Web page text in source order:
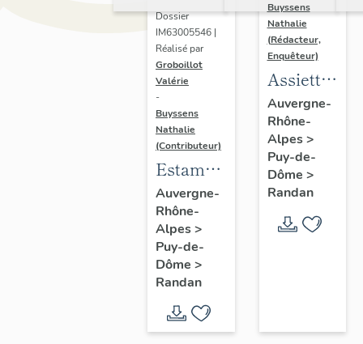
Dossier
IM63005546 |
Réalisé par
Groboillot
Valérie
-
Buyssens
Nathalie
(Contributeur)
Estampe
:
Derniers
jours de
bonheur
!
Auvergne-
Rhône-
Alpes>
Puy-de-
Dôme >
Randan
Buyssens
Nathalie
(Rédacteur,
Enquêteur)
Assiette
historiée
Creil-
Montereau
- La vie
de
Ferdinand-
Philippe
Auvergne-
Rhône-
Alpes>
Puy-de-
Dôme >
Randan